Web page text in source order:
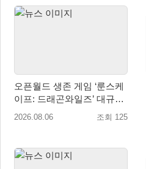
오픈월드 생존 게임 ‘룬스케
이프: 드래곤와일즈’ 대규모
유저 편의성 개선 및 사이드
2026.08.06 조회 125